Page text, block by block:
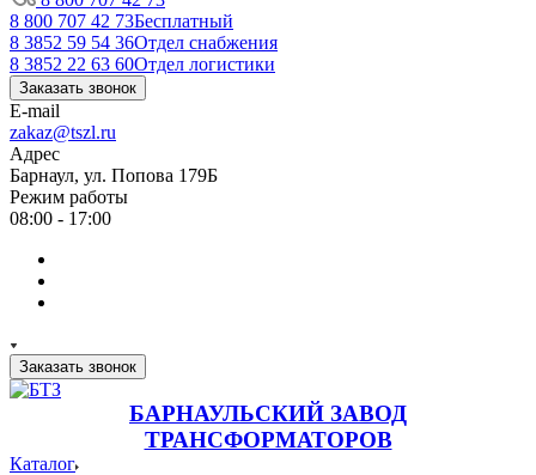
8 800 707 42 73Бесплатный
8 3852 59 54 36Отдел снабжения
8 3852 22 63 60Отдел логистики
Заказать звонок
E-mail
zakaz@tszl.ru
Адрес
Барнаул, ул. Попова 179Б
Режим работы
08:00 - 17:00
Заказать звонок
БАРНАУЛЬСКИЙ ЗАВОД
ТРАНСФОРМАТОРОВ
Каталог